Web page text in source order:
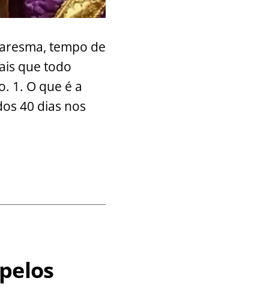
tempo de
que todo
1. O que é a
40 dias nos